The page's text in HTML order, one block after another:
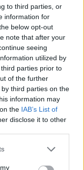
to third parties, or
information for
below opt-out
note that after your
seeing
utilized by
parties prior to
of the further
third parties on the
information may
the IAB’s List of
disclose it to other
or more Google
You may click to
Pro első hibája
funkciót
14
Samsung
majd meg az